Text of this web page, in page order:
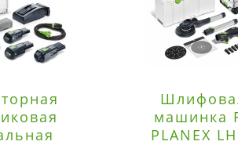
машинка
PLANEX